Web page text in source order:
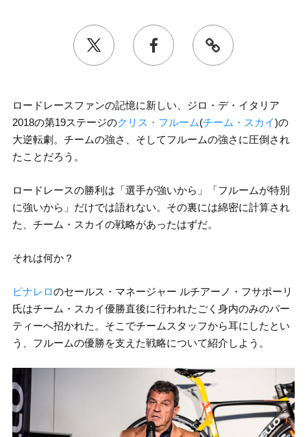
ロードレースファンの記憶に新しい、ジロ・デ・イタリア
2018の第19ステージのクリス・フルーム(チーム・スカイ)の
大逆転劇。チームの強さ、そしてフルームの強さに圧倒され
たことだろう。
ロードレースの勝利は「選手が強いから」「フルームが特別
に強いから」だけでは語れない。その裏には綿密に計算され
た、チーム・スカイの戦略があったはずだ。
それは何か？
ピナレロのセールス・マネージャー ルチアーノ・フサポーリ
氏はチーム・スカイ優勝直後に行われたごく身内のみのパー
ティーへ招かれた。そこでチームスタッフから耳にしたとい
う、フルームの優勝を支えた戦略について紹介しよう。